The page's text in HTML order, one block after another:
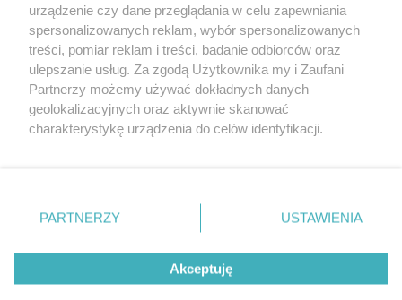
Forum Muratora
© 2026
urządzenie czy dane przeglądania w celu zapewniania
spersonalizowanych reklam, wybór spersonalizowanych
treści, pomiar reklam i treści, badanie odbiorców oraz
ulepszanie usług. Za zgodą Użytkownika my i Zaufani
Partnerzy możemy używać dokładnych danych
geolokalizacyjnych oraz aktywnie skanować
charakterystykę urządzenia do celów identyfikacji.
zmienić/wycofać klikając przycisk ustawień prywatności
znajdujący się w lewym dolnym rogu strony
rodzaje przetwarzania danych nie wymagają zgody
użytkownika, ale masz prawo sprzeciwić się takiemu
przetwarzaniu. Preferencje będą miały zastosowanie tylko
PARTNERZY USTAWIENIA
Akceptuję